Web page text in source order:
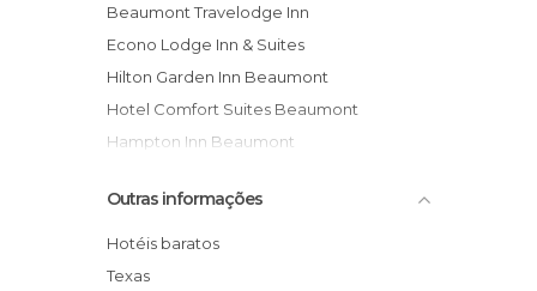
Beaumont Travelodge Inn
Econo Lodge Inn & Suites
Hilton Garden Inn Beaumont
Hotel Comfort Suites Beaumont
Hampton Inn Beaumont
Super 8 Motel Beaumont I 10
Econo Lodge Inn N Stes Beaumont
La Quinta Inn & Suites Beaumont West
Outras informações
Hotéis baratos
Texas